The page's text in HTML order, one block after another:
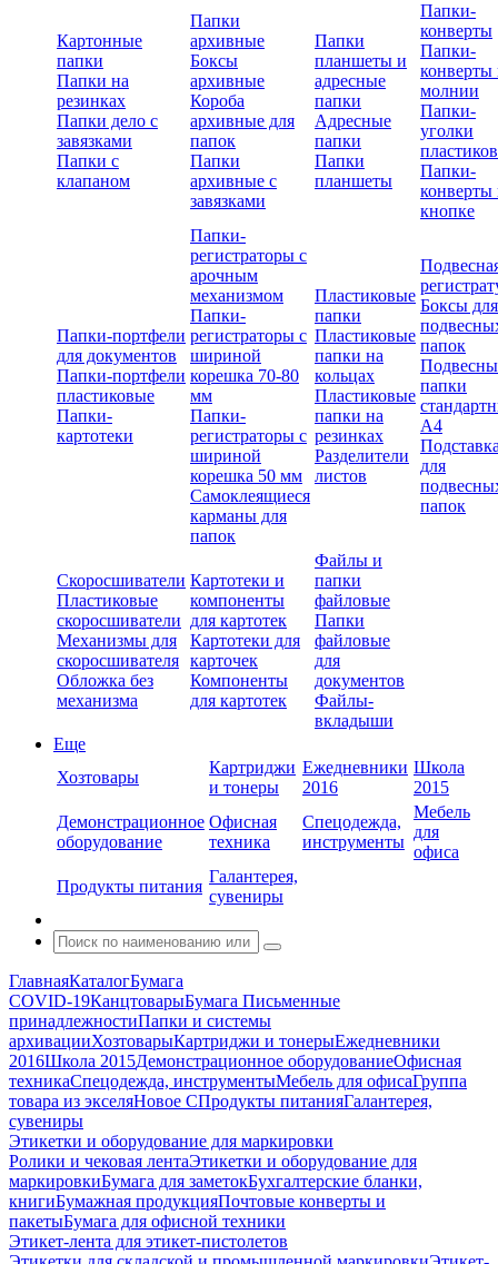
Картонные
папки
Папки на
резинках
Папки дело с
завязками
Папки с
клапаном
Папки
архивные
Боксы
архивные
Короба
архивные для
папок
Папки
архивные с
завязками
Папки
планшеты и
адресные
папки
Адресные
папки
Папки
планшеты
Папки-
конверты
Папки-
конверты
молнии
Папки-
уголки
Папки-
конверты
кнопке
Папки-портфели
для документов
Папки-портфели
пластиковые
Папки-
картотеки
Папки-
регистраторы с
арочным
механизмом
Папки-
регистраторы с
шириной
корешка 70-80
мм
Папки-
регистраторы с
шириной
корешка 50 мм
Самоклеящиеся
карманы для
папок
Пластиковые
папки
Пластиковые
папки на
кольцах
Пластиковые
папки на
резинках
Разделители
листов
Боксы для
папок
папки
А4
для
папок
Скоросшиватели
Пластиковые
скоросшиватели
Механизмы для
скоросшивателя
Обложка без
механизма
Картотеки и
компоненты
для картотек
Картотеки для
карточек
Компоненты
для картотек
Файлы и
папки
файловые
Папки
файловые
для
документов
Файлы-
вкладыши
Еще
Хозтовары
Картриджи
и тонеры
Ежедневники
2016
Школа
2015
Демонстрационное
оборудование
Офисная
техника
Спецодежда,
инструменты
Мебель
для
офиса
Продукты питания
Галантерея,
сувениры
ГлавнаяКаталогБумага
COVID-19КанцтоварыБумага Письменные
принадлежностиПапки и системы
архивацииХозтоварыКартриджи и тонерыЕжедневники
2016Школа 2015Демонстрационное оборудованиеОфисная
техникаСпецодежда, инструментыМебель для офисаГруппа
товара из экселяНовое СПродукты питанияГалантерея,
сувениры
Этикетки и оборудование для маркировки
Ролики и чековая лентаЭтикетки и оборудование для
маркировкиБумага для заметокБухгалтерские бланки,
книгиБумажная продукцияПочтовые конверты и
пакетыБумага для офисной техники
Этикет-лента для этикет-пистолетов